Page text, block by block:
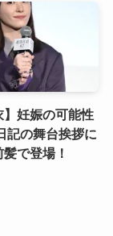
】妊娠の可能性
記の舞台挨拶に
で登場！